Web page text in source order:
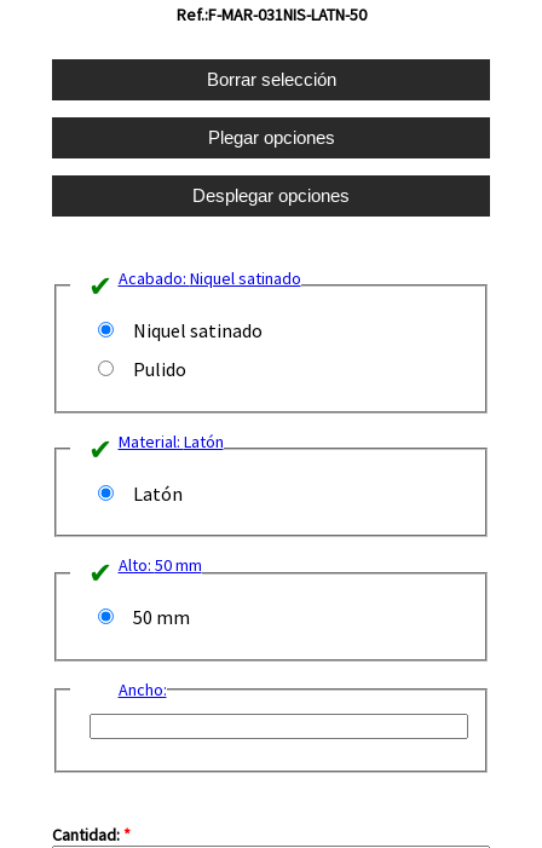
Ref.:F-MAR-031NIS-LATN-50
Acabado: Niquel satinado
Niquel satinado
Pulido
Material: Latón
Latón
Alto: 50 mm
50 mm
Ancho:
Cantidad:*